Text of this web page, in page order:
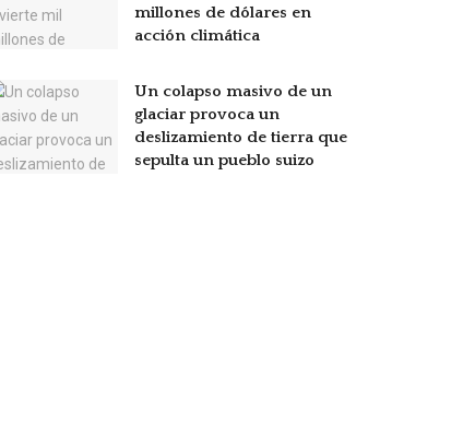
millones de dólares en
acción climática
Un colapso masivo de un
glaciar provoca un
deslizamiento de tierra que
sepulta un pueblo suizo